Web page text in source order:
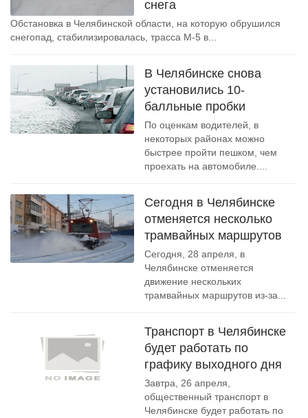
снега
Обстановка в Челябинской области, на которую обрушился
снегопад, стабилизировалась, трасса М-5 в...
В Челябинске снова
установились 10-
балльные пробки
По оценкам водителей, в
некоторых районах можно
быстрее пройти пешком, чем
проехать на автомобиле....
Сегодня в Челябинске
отменяется несколько
трамвайных маршрутов
Сегодня, 28 апреля, в
Челябинске отменяется
движение нескольких
трамвайных маршрутов из-за...
Транспорт в Челябинске
будет работать по
графику выходного дня
Завтра, 26 апреля,
общественный транспорт в
Челябинске будет работать по